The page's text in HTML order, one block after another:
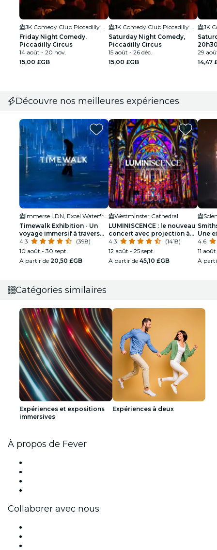
Friday Night Comedy,
Piccadilly Circus
14 août - 20 nov.
15,00 £GB
Saturday Night Comedy,
Piccadilly Circus
15 août - 26 déc.
15,00 £GB
29
14,47
Découvre nos meilleures expériences
Timewalk Exhibition - Un
voyage immersif à travers
les civilisations
4.3
(398)
10 août - 30 sept.
À partir de 20,50 £GB
Westminster Cathedral
LUMINISCENCE : le nouveau
concert avec projection à
360° dans la cathédrale de
Westminster, à Londres
4.3
(1418)
12 août - 25 sept.
À partir de 45,10 £GB
Une
4.6
11
À
Catégories similaires
Expériences et expositions
immersives
Expériences à deux
À propos de Fever
Collaborer avec nous